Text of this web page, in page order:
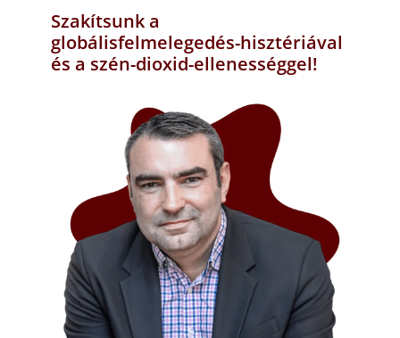
Szakítsunk a
globálisfelmelegedés-hisztériával
és a szén-dioxid-ellenességgel!